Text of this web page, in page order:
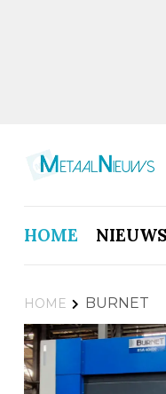
HOME NIEUWS
HOME BURNET